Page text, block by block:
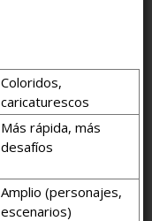
Coloridos,
caricaturescos
Más rápida, más
desafíos
Amplio (personajes,
escenarios)